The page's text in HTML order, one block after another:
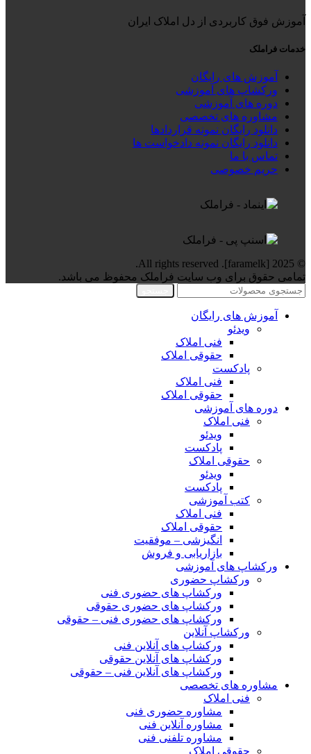
آموزش فوق کاربردی از دل املاک ایران
خدمات فراملک
آموزش های رایگان
ورکشاپ های آموزشی
دوره های آموزشی
مشاوره های تخصصی
دانلود رایگان نمونه قراردادها
دانلود رایگان نمونه دادخواست ها
تماس با ما
حریم خصوصی
© 2025 [faramelk]. All rights reserved.
تمامی حقوق برای وب سایت فراملک محفوظ می باشد.
آموزش های رایگان
ویدئو
فنی املاک
حقوقی املاک
پادکست
فنی املاک
حقوقی املاک
دوره های آموزشی
فنی املاک
ویدئو
پادکست
حقوقی املاک
ویدئو
پادکست
کتب آموزشی
فنی املاک
حقوقی املاک
انگیزشی – موفقیت
بازاریابی و فروش
ورکشاپ های آموزشی
ورکشاپ حضوری
ورکشاپ های حضوری فنی
ورکشاپ های حضوری حقوقی
ورکشاپ های حضوری فنی – حقوقی
ورکشاپ آنلاین
ورکشاپ های آنلاین فنی
ورکشاپ های آنلاین حقوقی
ورکشاپ های آنلاین فنی – حقوقی
مشاوره های تخصصی
فنی املاک
مشاوره حضوری فنی
مشاوره آنلاین فنی
مشاوره تلفنی فنی
حقوقی املاک